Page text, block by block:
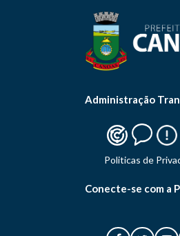
Administração
Politicas de
Conecte-se com a